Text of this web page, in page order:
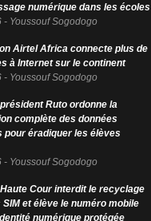
numérique dans les écoles
- Youssouf Sogodogo
Airtel Africa connecte plus de
à Internet sur le continent
- Youssouf Sogodogo
Ruto ordonne la
complète des données
pour éradiquer les élèves
- Youssouf Sogodogo
Cour interdit le recyclage
et élève le numéro mobile
numérique protégée